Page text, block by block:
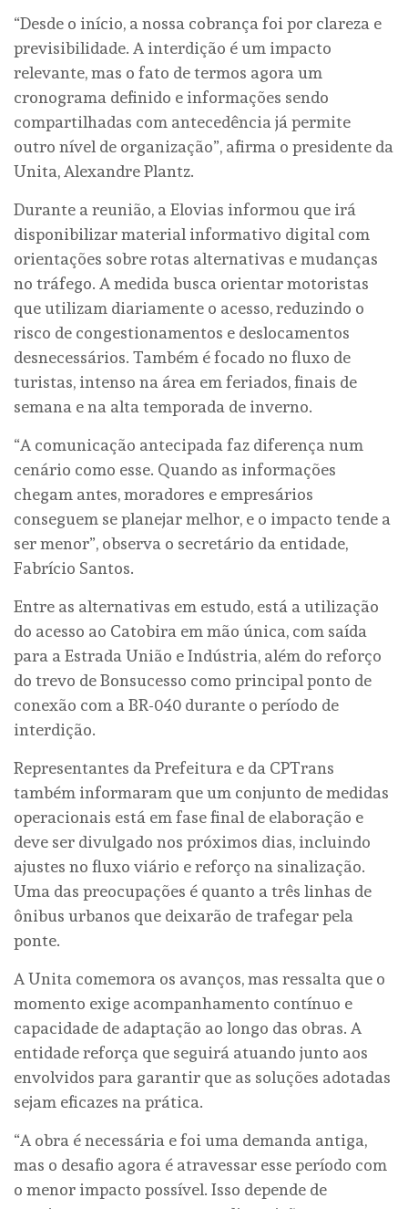
“Desde o início, a nossa cobrança foi por clareza e
previsibilidade. A interdição é um impacto
relevante, mas o fato de termos agora um
cronograma definido e informações sendo
compartilhadas com antecedência já permite
outro nível de organização”, afirma o presidente da
Unita, Alexandre Plantz.
Durante a reunião, a Elovias informou que irá
disponibilizar material informativo digital com
orientações sobre rotas alternativas e mudanças
no tráfego. A medida busca orientar motoristas
que utilizam diariamente o acesso, reduzindo o
risco de congestionamentos e deslocamentos
desnecessários. Também é focado no fluxo de
turistas, intenso na área em feriados, finais de
semana e na alta temporada de inverno.
“A comunicação antecipada faz diferença num
cenário como esse. Quando as informações
chegam antes, moradores e empresários
conseguem se planejar melhor, e o impacto tende a
ser menor”, observa o secretário da entidade,
Fabrício Santos.
Entre as alternativas em estudo, está a utilização
do acesso ao Catobira em mão única, com saída
para a Estrada União e Indústria, além do reforço
do trevo de Bonsucesso como principal ponto de
conexão com a BR-040 durante o período de
interdição.
Representantes da Prefeitura e da CPTrans
também informaram que um conjunto de medidas
operacionais está em fase final de elaboração e
deve ser divulgado nos próximos dias, incluindo
ajustes no fluxo viário e reforço na sinalização.
Uma das preocupações é quanto a três linhas de
ônibus urbanos que deixarão de trafegar pela
ponte.
A Unita comemora os avanços, mas ressalta que o
momento exige acompanhamento contínuo e
capacidade de adaptação ao longo das obras. A
entidade reforça que seguirá atuando junto aos
envolvidos para garantir que as soluções adotadas
sejam eficazes na prática.
“A obra é necessária e foi uma demanda antiga,
mas o desafio agora é atravessar esse período com
o menor impacto possível. Isso depende de